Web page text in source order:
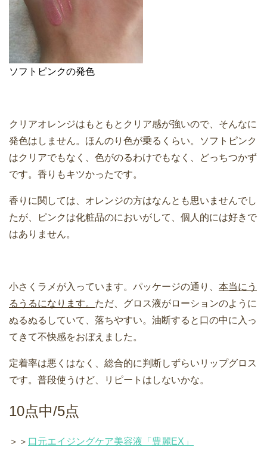
ソフトピンクの発色
クリアオレンジはもともとクリア感が強いので、そんなに
発色はしません。ほんのり色が乗るくらい。ソフトピンク
はクリアでもなく、色がのるわけでもなく、どっちつかず
です。香りもキツかったです。
香りに関しては、オレンジの方はなんとも思いませんでし
たが、ピンクは化粧品のにおいがして、個人的には好きで
はありません。
小さくラメが入っています。パッケージの通り、 本当にう
るうるになります。 ただ、グロス液がローションのように
ぬるぬるしていて、落ちやすい。油断すると口の中に入っ
てきて不快感をおぼえました。
定着率は悪くはなく、総合的に判断しずらいリップグロス
です。普段使うけど、リピートはしないかな。
10点中/5点
＞＞ 口元エイジングケア美容液「豊麗EX」